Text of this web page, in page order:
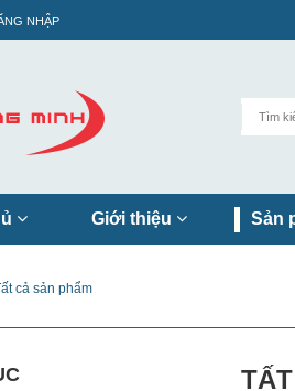
NHẬP
Giới thiệu Sản
cả sản phẩm